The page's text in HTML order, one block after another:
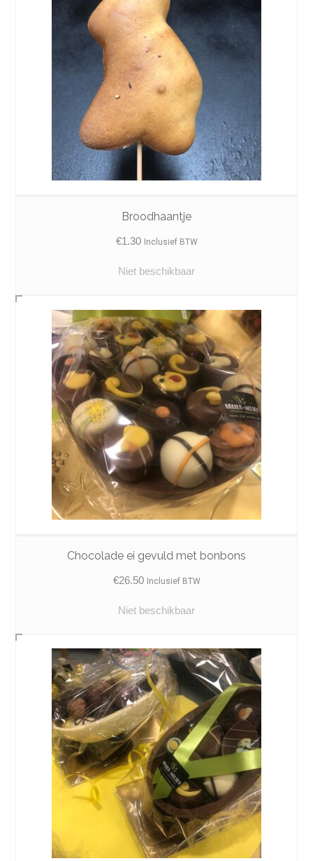
Broodhaantje
€1.30 Inclusief BTW
Niet beschikbaar
Chocolade ei gevuld met bonbons
€26.50 Inclusief BTW
Niet beschikbaar